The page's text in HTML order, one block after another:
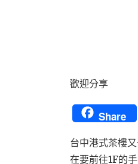
歡迎分享
Share
台中港式茶樓
在要前往1F的